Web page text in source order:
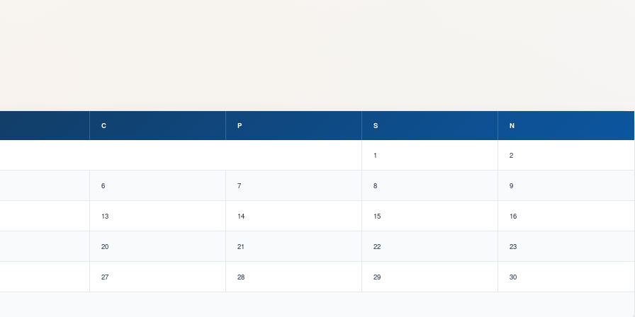
C P S N
1 2
6 7 8 9
13 14 15 16
20 21 22 23
27 28 29 30